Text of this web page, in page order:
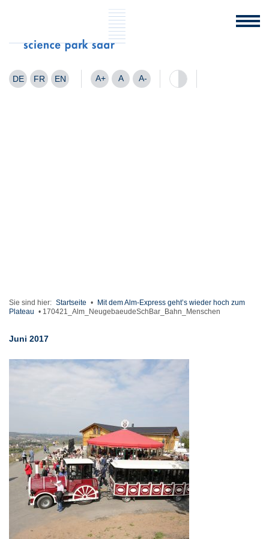
DE FR EN A+ A A-
Sie sind hier: Startseite •
Mit dem Alm-Express geht’s wieder hoch zum
Plateau • 170421_Alm_NeugebaeudeSchBar_Bahn_Menschen
Juni 2017